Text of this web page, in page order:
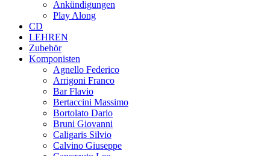
Ankündigungen
Play Along
CD
LEHREN
Zubehör
Komponisten
Agnello Federico
Arrigoni Franco
Bar Flavio
Bertaccini Massimo
Bortolato Dario
Bruni Giovanni
Caligaris Silvio
Calvino Giuseppe